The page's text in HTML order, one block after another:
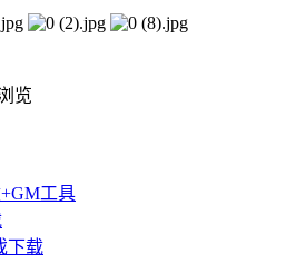
览
工具
下载